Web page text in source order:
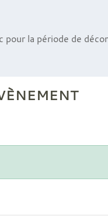
pour la période de